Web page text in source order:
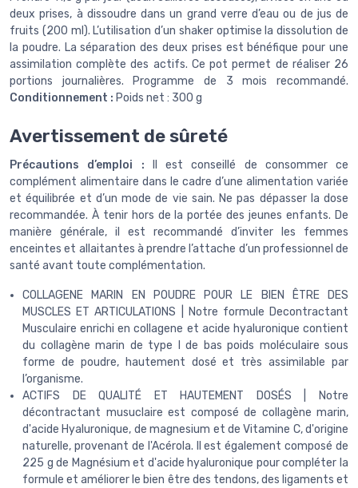
deux prises, à dissoudre dans un grand verre d’eau ou de jus de
fruits (200 ml). L’utilisation d’un shaker optimise la dissolution de
la poudre. La séparation des deux prises est bénéfique pour une
assimilation complète des actifs. Ce pot permet de réaliser 26
portions journalières. Programme de 3 mois recommandé.
Conditionnement : Poids net : 300 g
Avertissement de sûreté
Précautions d’emploi : Il est conseillé de consommer ce
complément alimentaire dans le cadre d’une alimentation variée
et équilibrée et d’un mode de vie sain. Ne pas dépasser la dose
recommandée. À tenir hors de la portée des jeunes enfants. De
manière générale, il est recommandé d’inviter les femmes
enceintes et allaitantes à prendre l’attache d’un professionnel de
santé avant toute complémentation.
COLLAGENE MARIN EN POUDRE POUR LE ​BIEN ÊTRE DES
MUSCLES ET ARTICULATIONS | Notre formule Decontractant
Musculaire enrichi en collagene et acide hyaluronique contient
du collagène marin de type I de bas poids moléculaire sous
forme de poudre, hautement dosé et très assimilable par
l’organisme.
ACTIFS DE QUALITÉ ET HAUTEMENT DOSÉS | Notre
décontractant musuclaire est composé de collagène marin,
d'acide Hyaluronique, de magnesium et de Vitamine C, d'origine
naturelle, provenant de l'Acérola. Il est également composé de
225 g de Magnésium et d'acide hyaluronique pour compléter la
formule et améliorer le bien être des tendons, des ligaments et